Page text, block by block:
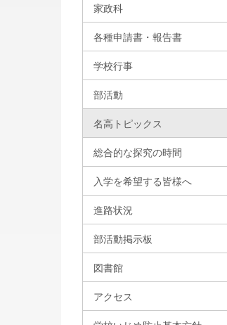
家政科
各種申請書・報告書
学校行事
部活動
名高トピックス
総合的な探究の時間
入学を希望する皆様へ
進路状況
部活動掲示板
図書館
アクセス